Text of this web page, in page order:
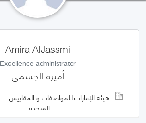
Amira AlJassmi
Excellence administrator
أميرة الجسمي
هيئة الإمارات للمواصفات و المقاييس
المتحدة